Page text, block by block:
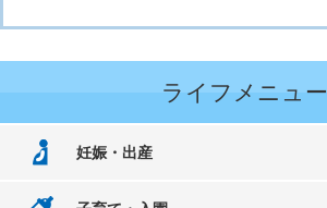
ライフメニュー
妊娠・出産